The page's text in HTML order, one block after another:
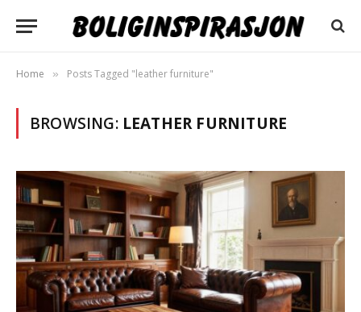
Home » Posts Tagged "leather furniture"
BROWSING: LEATHER FURNITURE